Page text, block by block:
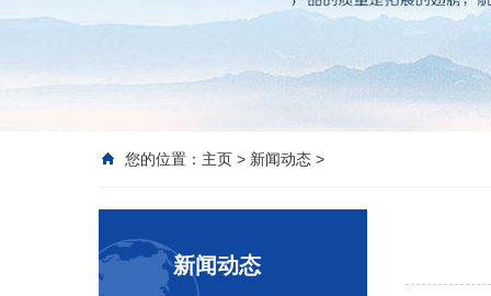
您的位置： 主页 > 新闻动态 >
新闻动态